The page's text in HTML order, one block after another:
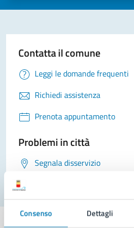
Consenso Dettagli
Contatta il comune
Leggi le domande frequenti
Richiedi assistenza
Prenota appuntamento
Problemi in città
Segnala disservizio